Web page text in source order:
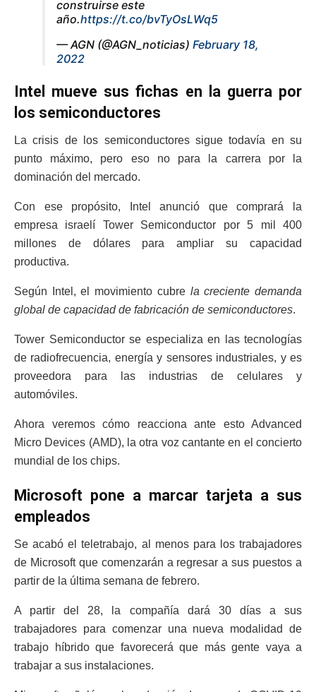
construirse este
año.https://t.co/bvTyOsLWq5
— AGN (@AGN_noticias) February 18,
2022
Intel mueve sus fichas en la guerra por
los semiconductores
La crisis de los semiconductores sigue todavía en su
punto máximo, pero eso no para la carrera por la
dominación del mercado.
Con ese propósito, Intel anunció que comprará la
empresa israelí Tower Semiconductor por 5 mil 400
millones de dólares para ampliar su capacidad
productiva.
Según Intel, el movimiento cubre la creciente demanda
global de capacidad de fabricación de semiconductores.
Tower Semiconductor se especializa en las tecnologías
de radiofrecuencia, energía y sensores industriales, y es
proveedora para las industrias de celulares y
automóviles.
Ahora veremos cómo reacciona ante esto Advanced
Micro Devices (AMD), la otra voz cantante en el concierto
mundial de los chips.
Microsoft pone a marcar tarjeta a sus
empleados
Se acabó el teletrabajo, al menos para los trabajadores
de Microsoft que comenzarán a regresar a sus puestos a
partir de la última semana de febrero.
A partir del 28, la compañía dará 30 días a sus
trabajadores para comenzar una nueva modalidad de
trabajo híbrido que favorecerá que más gente vaya a
trabajar a sus instalaciones.